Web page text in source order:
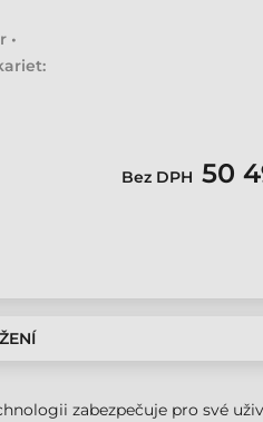
•
Bez DPH 50
zabezpečuje pro své